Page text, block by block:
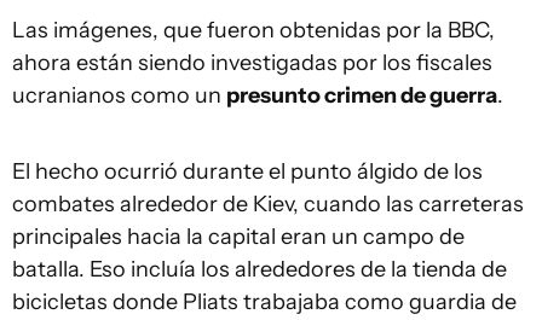
Las imágenes, que fueron obtenidas por la BBC,
ahora están siendo investigadas por los fiscales
ucranianos como un presunto crimen de guerra.
El hecho ocurrió durante el punto álgido de los
combates alrededor de Kiev, cuando las carreteras
principales hacia la capital eran un campo de
batalla. Eso incluía los alrededores de la tienda de
bicicletas donde Pliats trabajaba como guardia de